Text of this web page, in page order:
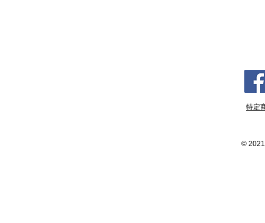
特定
©